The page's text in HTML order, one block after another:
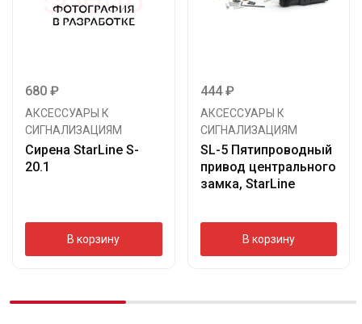
680 ₽
АКСЕССУАРЫ К
СИГНАЛИЗАЦИЯМ
Сирена StarLine S-
20.1
В корзину
444₽
АКСЕССУАРЫ К
СИГНАЛИЗАЦИЯМ
SL-5 Пятипроводный
привод центрального
замка, StarLine
В корзину